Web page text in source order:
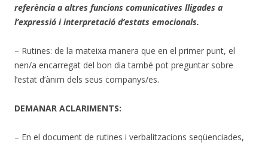
referència a altres funcions comunicatives lligades a
l’expressió i interpretació d’estats emocionals.
– Rutines: de la mateixa manera que en el primer punt, el
nen/a encarregat del bon dia també pot preguntar sobre
l’estat d’ànim dels seus companys/es.
DEMANAR ACLARIMENTS:
– En el document de rutines i verbalitzacions seqüenciades,